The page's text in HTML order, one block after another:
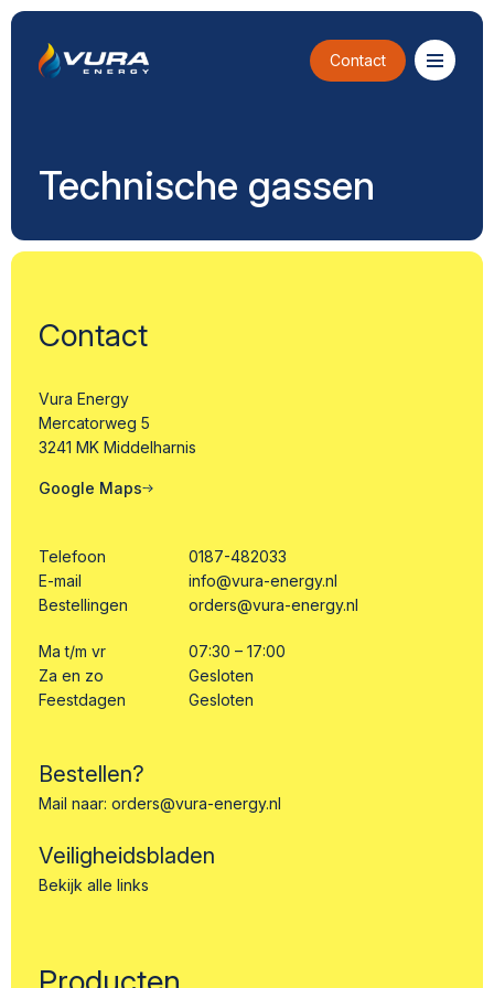
Contact
Technische gassen
Contact
Vura Energy
Mercatorweg 5
3241 MK Middelharnis
Google Maps
Telefoon
0187-482033
E-mail
info@vura-energy.nl
Bestellingen
orders@vura-energy.nl
Ma t/m vr
07:30 – 17:00
Za en zo
Gesloten
Feestdagen
Gesloten
Bestellen?
Mail naar: orders@vura-energy.nl
Veiligheidsbladen
Bekijk alle links